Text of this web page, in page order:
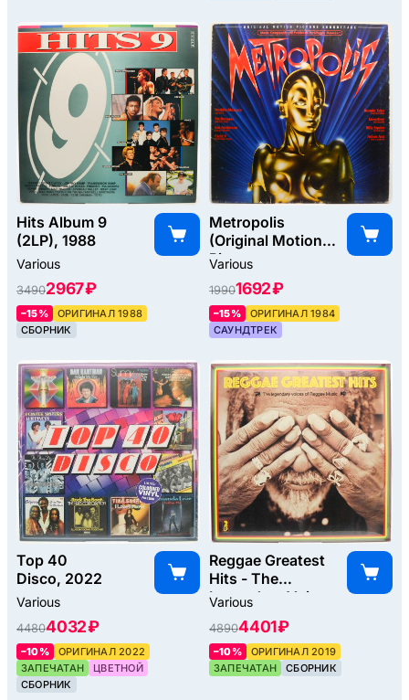
Hits Album 9
(2LP), 1988
Various
34902967 ₽
–15%
ОРИГИНАЛ 1988
СБОРНИК
Metropolis
(Original Motion
Picture
Various
19901692 ₽
–15%
ОРИГИНАЛ 1984
САУНДТРЕК
Top 40
Disco, 2022
Various
44804032 ₽
–10%
ОРИГИНАЛ 2022
ЗАПЕЧАТАН
ЦВЕТНОЙ
СБОРНИК
Reggae Greatest
Hits - The
Legendary Voices
(2LP), 2019
Various
48904401 ₽
–10%
ОРИГИНАЛ 2019
ЗАПЕЧАТАН
СБОРНИК